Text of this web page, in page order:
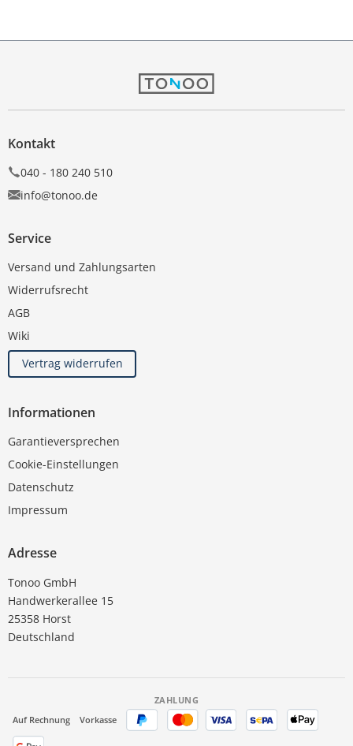
Kontakt
040 - 180 240 510
info@tonoo.de
Service
Versand und Zahlungsarten
Widerrufsrecht
AGB
Wiki
Vertrag widerrufen
Informationen
Garantieversprechen
Cookie-Einstellungen
Datenschutz
Impressum
Adresse
Tonoo GmbH
Handwerkerallee 15
25358 Horst
Deutschland
ZAHLUNG
Auf Rechnung
Vorkasse